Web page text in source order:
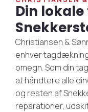
Din
Christiansen &
enhver
omegn. Som din
at håndtere alle
og resten af
reparationer,